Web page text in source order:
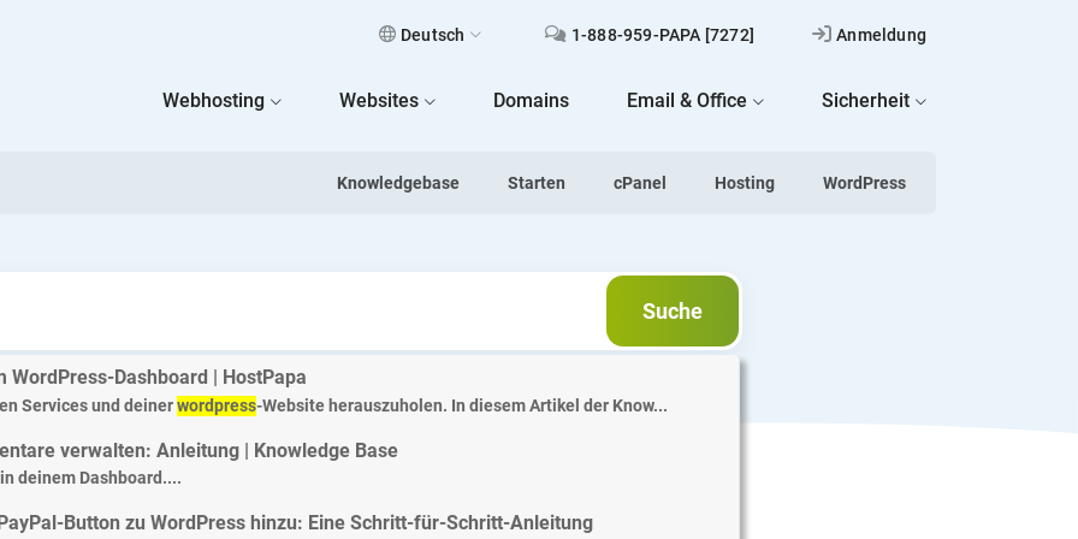
Deutsch 1-888-959-PAPA [7272] Anmeldung
Webhosting Websites Domains Email & Office Sicherheit
Knowledgebase Starten cPanel Hosting WordPress
Suche
Suche
WordPress-Dashboard | HostPapa
Services und deinerwordpress-Website herauszuholen. In diesem Artikel der Know...
verwalten: Anleitung | Knowledge Base
deinem Dashboard....
Button zu WordPress hinzu: Eine Schritt-für-Schritt-Anleitung